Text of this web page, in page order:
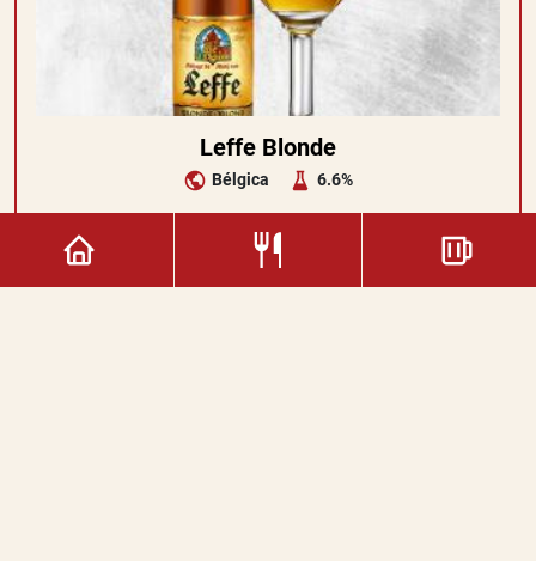
Leffe Blonde
Bélgica 6.6%
5.00€